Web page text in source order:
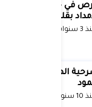
د. عبادة دعدوش
سنوات
الهمزة للمبدعة
سنوات